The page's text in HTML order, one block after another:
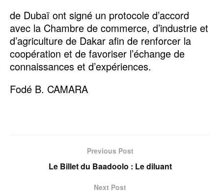
de Dubaï ont signé un protocole d’accord
avec la Chambre de commerce, d’industrie et
d’agriculture de Dakar afin de renforcer la
coopération et de favoriser l’échange de
connaissances et d’expériences.
Fodé B. CAMARA
Previous Post
Le Billet du Baadoolo : Le diluant
Next Post